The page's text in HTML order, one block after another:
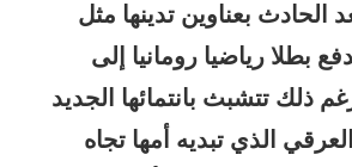
الحادث بعناوين تدينها مثل
بطلا رياضيا رومانيا إلى
ذلك تتشبث بانتمائها الجديد
الذي تبديه أمها تجاه